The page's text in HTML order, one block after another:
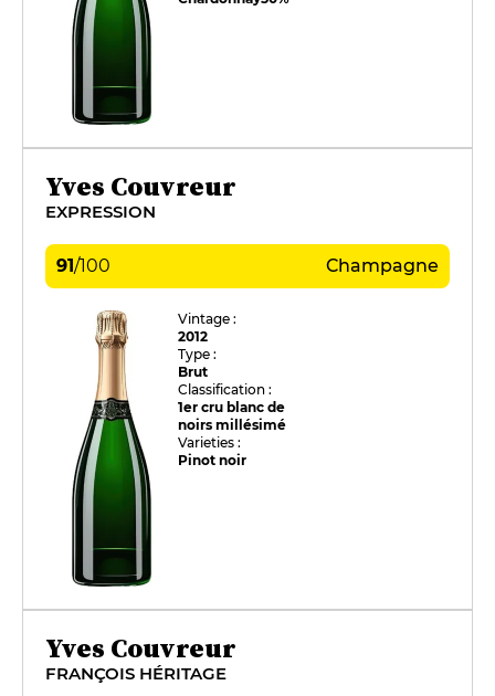
Yves Couvreur
EXPRESSION
91/100 Champagne
Vintage :
2012
Type :
Brut
Classification :
1er cru blanc de
noirs millésimé
Varieties :
Pinot noir
Yves Couvreur
FRANÇOIS HÉRITAGE